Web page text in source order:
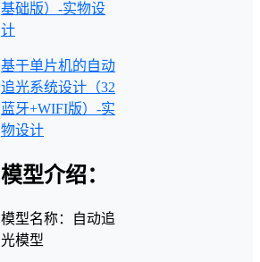
基础版）-实物设
计
基于单片机的自动
追光系统设计（32
蓝牙+WIFI版）-实
物设计
模型介绍：
模型名称：自动追
光模型